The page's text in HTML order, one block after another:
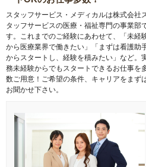
スタッフサービス・メディカルは株式会社
タッフサービスの医療・福祉専門の事業部
す。これまでのご経験にあわせて、「未経
から医療業界で働きたい」「まずは看護助
からスタートし、経験を積みたい」など。
務未経験からでもスタートできるお仕事を
数ご用意！ご希望の条件、キャリアをまず
お聞かせ下さい。